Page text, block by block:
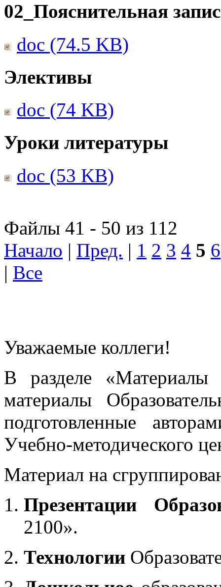
02_Пояснительная
doc (74.5 KB)
Элективы
doc (74 KB)
Уроки литературы
doc (53 KB)
Файлы 41 - 50 из 112
Начало | Пред. | 1 2 3 4 5 6
| Все
Уважаемые коллеги!
В разделе «Материалы
материалы
подготовленные
Учебно-методического
Материал на
Презентации
2100».
Технологии